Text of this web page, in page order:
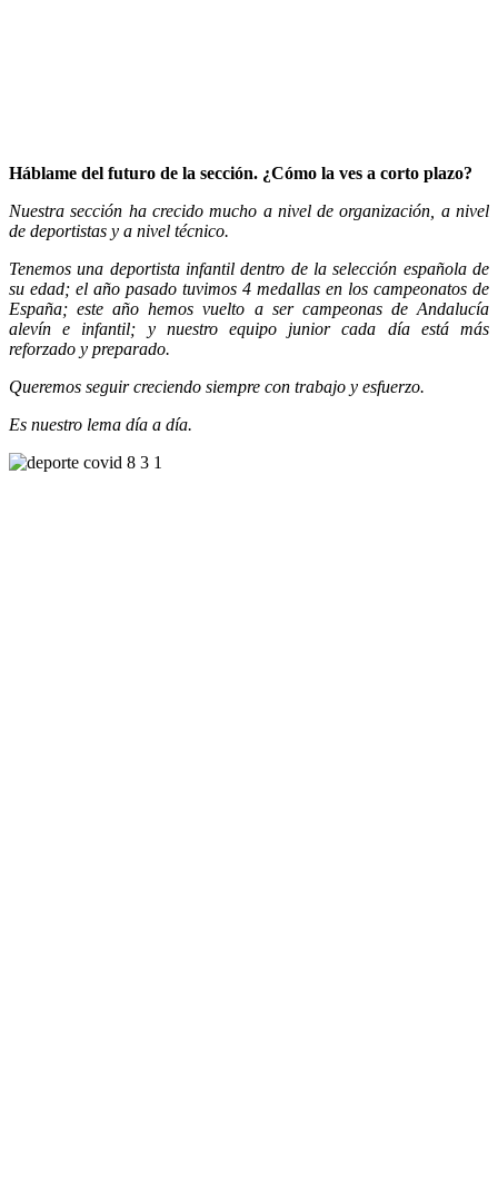
Háblame del futuro de la sección. ¿Cómo la ves a corto plazo?
Nuestra sección ha crecido mucho a nivel de organización, a nivel
de deportistas y a nivel técnico.
Tenemos una deportista infantil dentro de la selección española de
su edad; el año pasado tuvimos 4 medallas en los campeonatos de
España; este año hemos vuelto a ser campeonas de Andalucía
alevín e infantil; y nuestro equipo junior cada día está más
reforzado y preparado.
Queremos seguir creciendo siempre con trabajo y esfuerzo.
Es nuestro lema día a día.